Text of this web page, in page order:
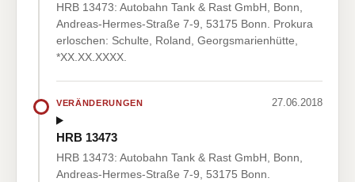
HRB 13473: Autobahn Tank & Rast GmbH, Bonn,
Andreas-Hermes-Straße 7-9, 53175 Bonn. Prokura
erloschen: Schulte, Roland, Georgsmarienhütte,
*XX.XX.XXXX.
VERÄNDERUNGEN 27.06.2018
HRB 13473
HRB 13473: Autobahn Tank & Rast GmbH, Bonn,
Andreas-Hermes-Straße 7-9, 53175 Bonn.